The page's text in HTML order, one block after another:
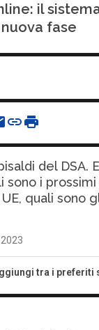
il
fase
del DSA.
sono i
quali sono
tra i preferiti